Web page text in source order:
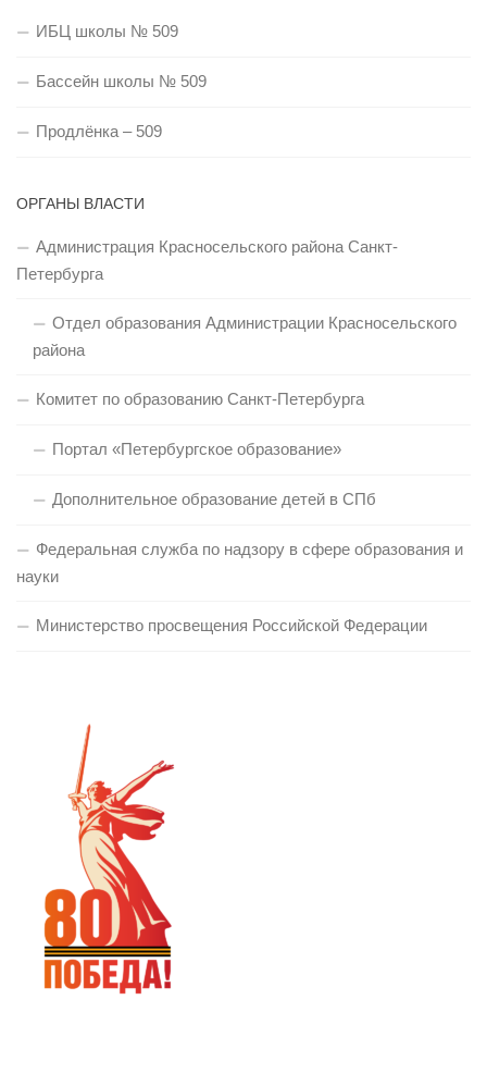
ИБЦ школы № 509
Бассейн школы № 509
Продлёнка – 509
ОРГАНЫ ВЛАСТИ
Администрация Красносельского района Санкт-
Петербурга
Отдел образования Администрации Красносельского
района
Комитет по образованию Санкт-Петербурга
Портал «Петербургское образование»
Дополнительное образование детей в СПб
Федеральная служба по надзору в сфере образования и
науки
Министерство просвещения Российской Федерации